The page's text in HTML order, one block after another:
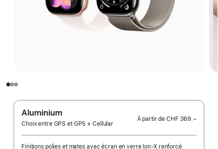
Aluminium
Choix entre GPS et GPS + Cellular
À partir deCHF 369.–
Finitions polies et mates avec écran en verre Ion‑X renforcé.